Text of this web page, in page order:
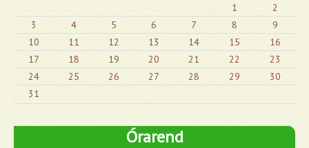
1
2
3
4 5 6 7 8
9
10
11 12 13 14 15
16
17
18 19 20 21 22
23
24
25 26 27 28 29
30
31
Órarend